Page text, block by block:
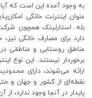
به وجود آمده این است که آیا
عنوان اینترنت خانگی
بله. استارلینک همچون
دارد برای مصارف خانگی
مناطق روستایی و مناطقی
برخوردار نیستند. این نوع
ارائه‌ می‌شوند، دارای
نقطه‌ای از کشور و جهان و
پایدار در آنجا وجود ندارد، از